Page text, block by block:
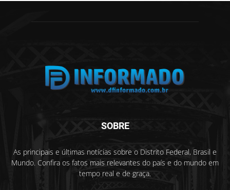
SOBRE
As principais e últimas notícias sobre o Distrito Federal, Brasil e
Mundo. Confira os fatos mais relevantes do país e do mundo em
tempo real e de graça.